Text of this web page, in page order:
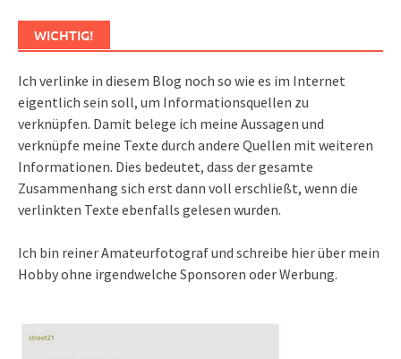
WICHTIG!
Ich verlinke in diesem Blog noch so wie es im Internet
eigentlich sein soll, um Informationsquellen zu
verknüpfen. Damit belege ich meine Aussagen und
verknüpfe meine Texte durch andere Quellen mit weiteren
Informationen. Dies bedeutet, dass der gesamte
Zusammenhang sich erst dann voll erschließt, wenn die
verlinkten Texte ebenfalls gelesen wurden.
Ich bin reiner Amateurfotograf und schreibe hier über mein
Hobby ohne irgendwelche Sponsoren oder Werbung.